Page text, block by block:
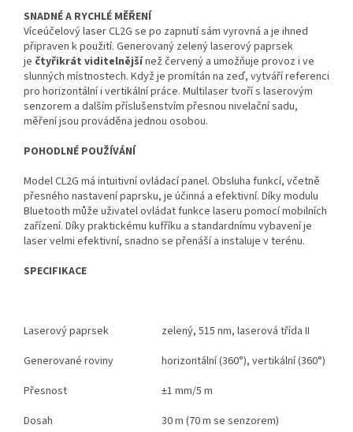
SNADNÉ A RYCHLÉ MĚŘENÍ
Víceúčelový laser CL2G se po zapnutí sám vyrovná a je ihned
připraven k použití. Generovaný zelený laserový paprsek
je čtyřikrát viditelnějšínež červený a umožňuje provoz i ve
slunných místnostech. Když je promítán na zeď, vytváří referenci
pro horizontální i vertikální práce. Multilaser tvoří s laserovým
senzorem a dalším příslušenstvím přesnou nivelační sadu,
měření jsou prováděna jednou osobou.
POHODLNÉ POUŽÍVÁNÍ
Model CL2G má intuitivní ovládací panel. Obsluha funkcí, včetně
přesného nastavení paprsku, je účinná a efektivní. Díky modulu
Bluetooth může uživatel ovládat funkce laseru pomocí mobilních
zařízení. Díky praktickému kufříku a standardnímu vybavení je
laser velmi efektivní, snadno se přenáší a instaluje v terénu.
SPECIFIKACE
Laserový paprsek
zelený, 515 nm, laserová třída II
Generované roviny
horizontální (360°), vertikální (360°)
Přesnost
±1 mm/5 m
Dosah
30 m (70 m se senzorem)